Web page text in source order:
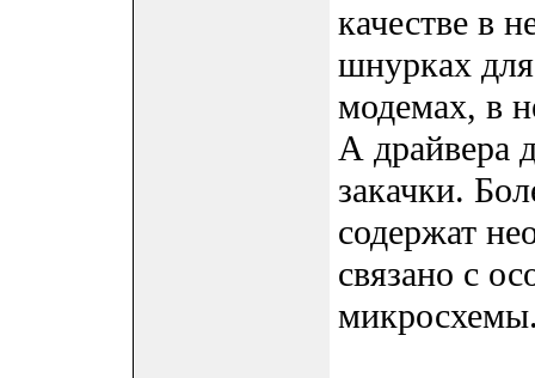
качестве в
шнурках
модемах, в
А драйвера
закачки.
содержат
связано с